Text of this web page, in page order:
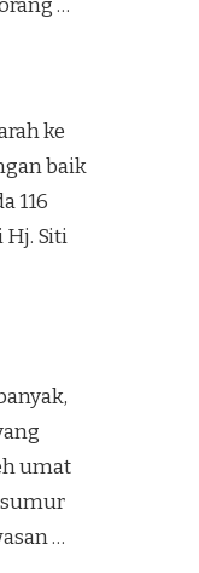
…
ke
baik
116
Hj. Siti
umat
…